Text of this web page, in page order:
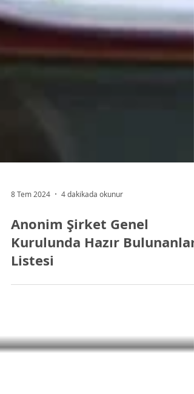
8 Tem 2024 4 dakikada okunur
Anonim Şirket Genel
Kurulunda Hazır Bulunanlar
Listesi